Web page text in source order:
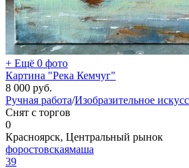
+ Ещё 0 фото
Картина "Река Кемчуг"
8 000 руб.
Ручная работа/Изобразительное
Снят с торгов
0
Красноярск, Центральный рынок
форостовскаямаша
39